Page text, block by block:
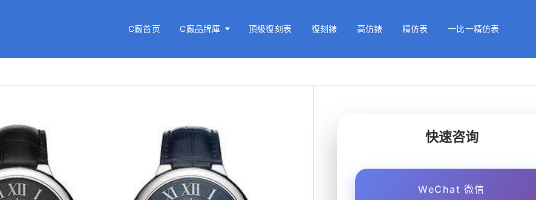
C廠首页 C廠品牌庫 頂級復刻表 復刻錶 高仿錶 精仿表 一比一精仿表
快速咨询
WeChat 微信